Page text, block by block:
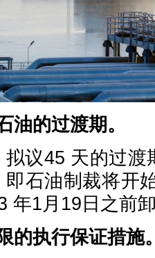
油的过渡期。
45 天的过渡
石油制裁将开
年1月19日之前
的执行保证措施